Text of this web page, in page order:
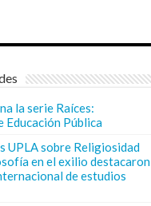
la serie Raíces:
Educación Pública
UPLA sobre Religiosidad
en el exilio destacaron
de estudios